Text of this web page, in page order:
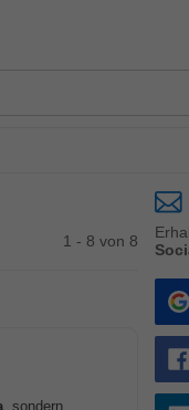
1 - 8 von 8
, sondern